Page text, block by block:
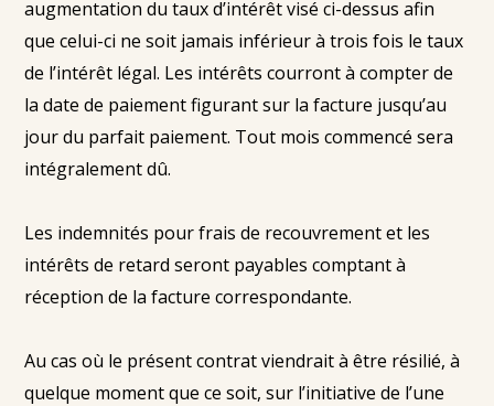
augmentation du taux d’intérêt visé ci-dessus afin
que celui-ci ne soit jamais inférieur à trois fois le taux
de l’intérêt légal. Les intérêts courront à compter de
la date de paiement figurant sur la facture jusqu’au
jour du parfait paiement. Tout mois commencé sera
intégralement dû.
Les indemnités pour frais de recouvrement et les
intérêts de retard seront payables comptant à
réception de la facture correspondante.
Au cas où le présent contrat viendrait à être résilié, à
quelque moment que ce soit, sur l’initiative de l’une